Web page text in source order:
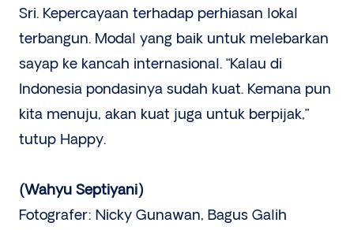
Sri. Kepercayaan terhadap perhiasan lokal
terbangun. Modal yang baik untuk melebarkan
sayap ke kancah internasional. “Kalau di
Indonesia pondasinya sudah kuat. Kemana pun
kita menuju, akan kuat juga untuk berpijak,”
tutup Happy.
(Wahyu Septiyani)
Fotografer: Nicky Gunawan, Bagus Galih